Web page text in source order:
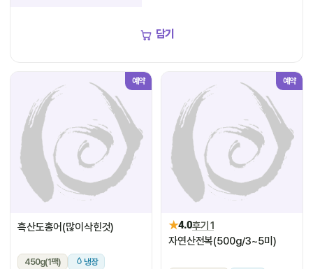
담기
예약
흑산도홍어(많이삭힌것)
450g(1팩) 냉장
예약
★4.0후기 1
자연산전복(500g/3~5미)